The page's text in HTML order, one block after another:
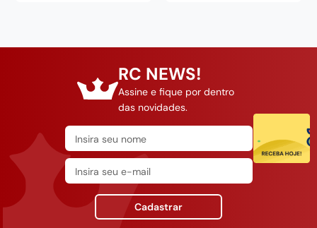
RC NEWS!
Assine e fique por dentro
das novidades.
Cadastrar